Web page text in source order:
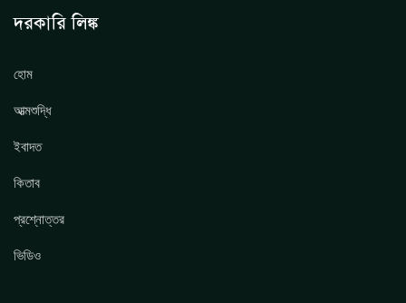
দরকারি লিঙ্ক
হোম
আত্মশুদ্ধি
ইবাদত
কিতাব
প্রশ্নোত্তর
ভিডিও